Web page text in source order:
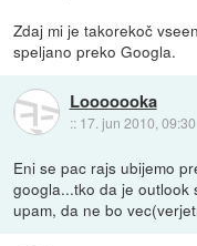
Zdaj mi je takorekoč
speljano preko Googla.
Looooooka
:: 17. jun 2010, 09:30
Eni se pac rajs ubijemo
googla...tko da je
upam, da ne bo